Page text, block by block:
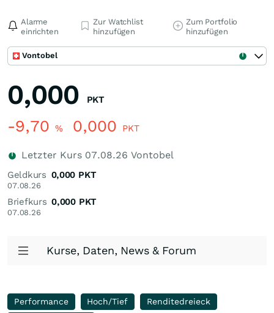
Alarme
einrichten
Zur Watchlist
hinzufügen
Zum Portfolio
hinzufügen
Vontobel
0,000 PKT
-9,70 % 0,000 PKT
Letzter Kurs 07.08.26 Vontobel
Geldkurs
07.08.26
0,000 PKT
Briefkurs
07.08.26
0,000 PKT
Kurse, Daten, News & Forum
Performance Hoch/Tief
Renditedreieck